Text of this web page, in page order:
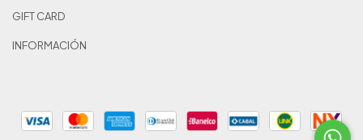
GIFT CARD
INFORMACIÓN